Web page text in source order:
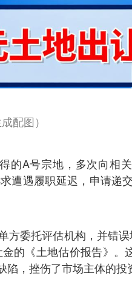
配图）
的A号宗地，多次向相
遭遇履职延迟，申请递
委托评估机构，并错
的《土地估价报告》。
，挫伤了市场主体的投